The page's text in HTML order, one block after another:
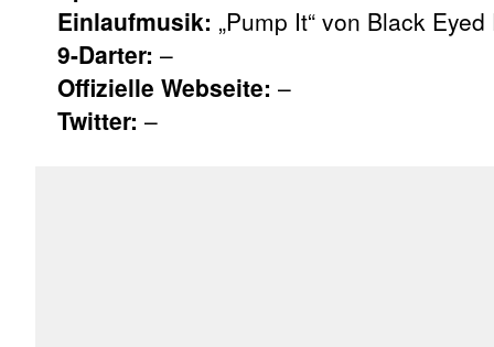
Einlaufmusik: „Pump It“ von Black Eyed
9-Darter: –
Offizielle Webseite: –
Twitter: –